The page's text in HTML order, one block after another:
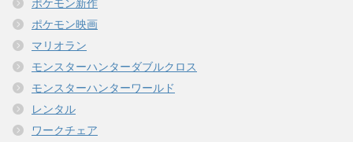
ポケモン新作
ポケモン映画
マリオラン
モンスターハンターダブルクロス
モンスターハンターワールド
レンタル
ワークチェア